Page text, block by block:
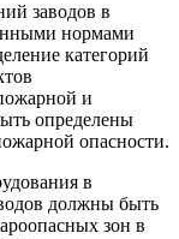
заводов в
нормами
категорий
и
определены
опасности.
в
должны быть
зон в